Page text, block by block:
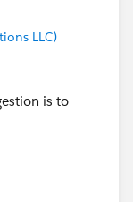
LLC)
is to